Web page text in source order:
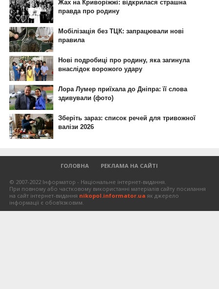
ГОЛОВНА РЕКЛАМА НА САЙТІ
© 2007-2022 Інформатор - Національне інтернет-видання.
При повному або частковому використанні матеріалів сайту посилання
на сайт інтернет-виданняnikopol.informator.uaяк джерело
інформації є обов'язковим.